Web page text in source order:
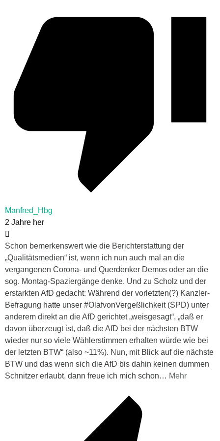
Manfred_Hbg
2 Jahre her
Schon bemerkenswert wie die Berichterstattung der
„Qualitätsmedien“ ist, wenn ich nun auch mal an die
vergangenen Corona- und Querdenker Demos oder an die
sog. Montag-Spaziergänge denke. Und zu Scholz und der
erstarkten AfD gedacht: Während der vorletzten(?) Kanzler-
Befragung hatte unser #OlafvonVergeßlichkeit (SPD) unter
anderem direkt an die AfD gerichtet „weisgesagt“, „daß er
davon überzeugt ist, daß die AfD bei der nächsten BTW
wieder nur so viele Wählerstimmen erhalten würde wie bei
der letzten BTW“ (also ~11%). Nun, mit Blick auf die nächste
BTW und das wenn sich die AfD bis dahin keinen dummen
Schnitzer erlaubt, dann freue ich mich schon… Mehr